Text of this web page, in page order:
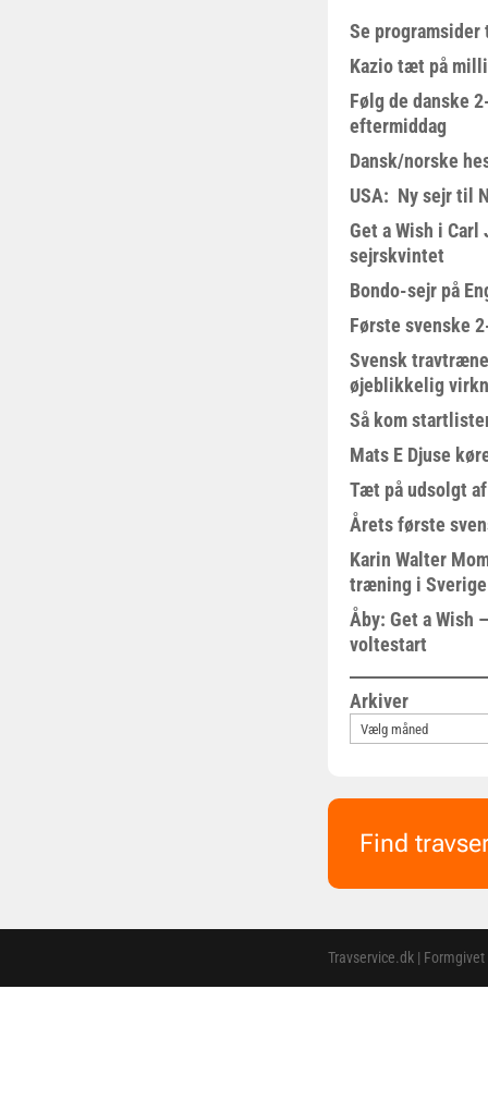
Se
Kazio tæt på
Følg de danske
eftermiddag
Dansk/norske
USA: Ny sejr til
Get a Wish i Carl
sejrskvintet
Bondo-sejr på
Første svenske
Svensk
øjeblikkelig
Så kom
Mats E Djuse
Tæt på udsolgt
Årets første
Karin Walter
træning i Sverige
Åby: Get a Wish
voltestart
Arkiver
Find
Travservice.dk |